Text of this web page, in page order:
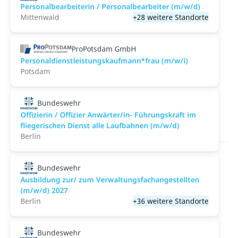
Personalbearbeiterin / Personalbearbeiter (m/w/d)
Mittenwald
+28 weitere Standorte
ProPotsdam GmbH
Personaldienstleistungskaufmann*frau (m/w/i)
Potsdam
Bundeswehr
Offizierin / Offizier Anwärter/in- Führungskraft im
fliegerischen Dienst alle Laufbahnen (m/w/d)
Berlin
Bundeswehr
Ausbildung zur/ zum Verwaltungsfachangestellten
(m/w/d) 2027
Berlin
+36 weitere Standorte
Bundeswehr